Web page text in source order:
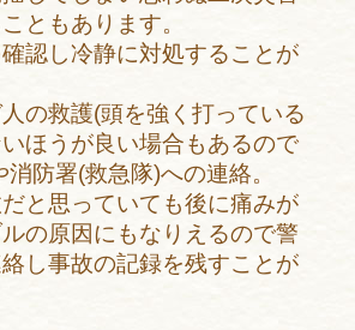
ともあります。
認し冷静に対処することが
の救護(頭を強く打っている
ほうが良い場合もあるので
防署(救急隊)への連絡。
と思っていても後に痛みが
の原因にもなりえるので警
し事故の記録を残すことが